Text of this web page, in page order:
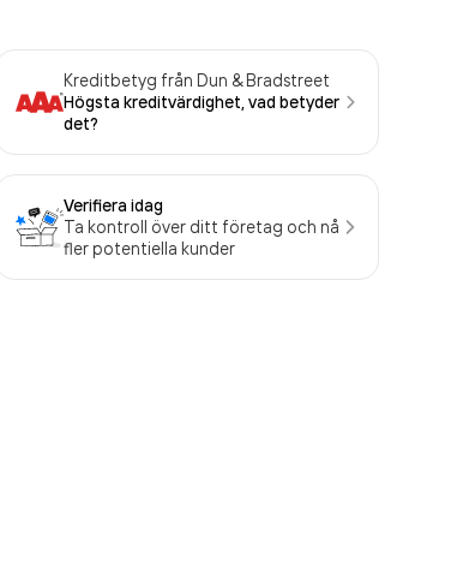
Kreditbetyg från Dun & Bradstreet
Högsta kreditvärdighet, vad betyder
det?
Verifiera idag
Ta kontroll över ditt företag och nå
fler potentiella kunder